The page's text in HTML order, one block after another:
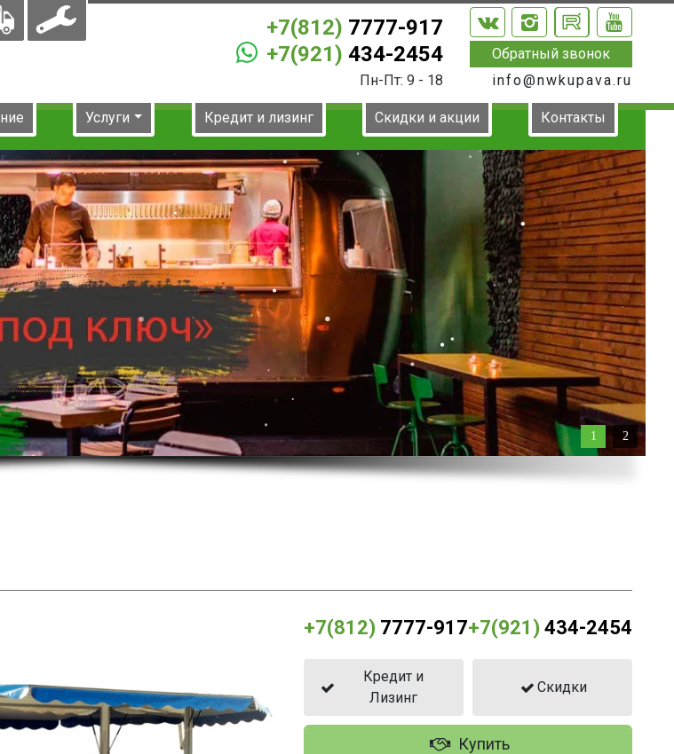
+7(812) 7777-917
+7(921) 434-2454
Пн-Пт: 9 - 18
Обратный звонок
info@nwkupava.ru
Услуги Кредит и лизинг Скидки и акции Контакты
1 2
+7(812) 7777-917+7(921) 434-2454
Кредит и
Лизинг
Скидки
Купить